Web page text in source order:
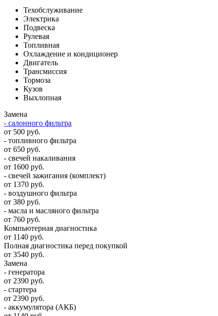
Техобслуживание
Электрика
Подвеска
Рулевая
Топливная
Охлаждение и кондиционер
Двигатель
Трансмиссия
Тормоза
Кузов
Выхлопная
Замена
- салонного фильтра
от 500 руб.
- топливного фильтра
от 650 руб.
- свечей накаливания
от 1600 руб.
- свечей зажигания (комплект)
от 1370 руб.
- воздушного фильтра
от 380 руб.
- масла и масляного фильтра
от 760 руб.
Компьютерная диагностика
от 1140 руб.
Полная диагностика перед покупкой
от 3540 руб.
Замена
- генератора
от 2390 руб.
- стартера
от 2390 руб.
- аккумулятора (АКБ)